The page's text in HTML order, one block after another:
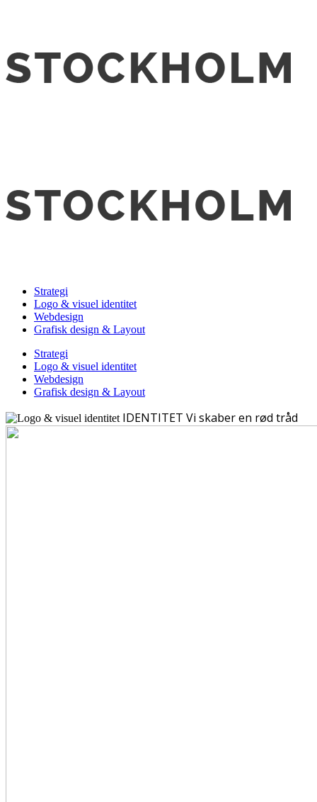
Strategi
Logo & visuel identitet
Webdesign
Grafisk design & Layout
Strategi
Logo & visuel identitet
Webdesign
Grafisk design & Layout
IDENTITET Vi skaber en rød tråd